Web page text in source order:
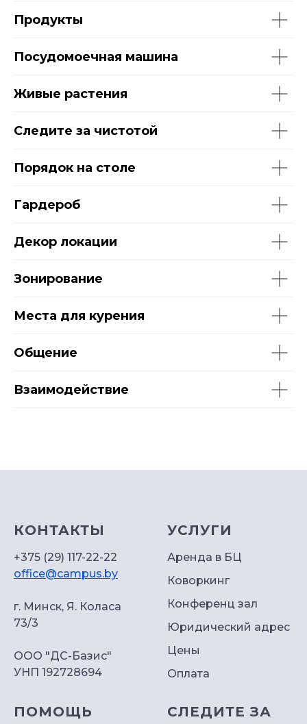
Продукты
Посудомоечная машина
Живые растения
Cледите за чистотой
Порядок на столе
Гардероб
Декор локации
Зонирование
Места для курения
Общение
Взаимодействие
КОНТАКТЫ
+375 (29) 117-22-22
office@campus.by
г. Минск, Я. Коласа
73/3
ООО "ДС-Базис"
УНП 192728694
УСЛУГИ
Аренда в БЦ
Коворкинг
Конференц зал
Юридический адрес
Цены
Оплата
ПОМОЩЬ
СЛЕДИТЕ ЗА